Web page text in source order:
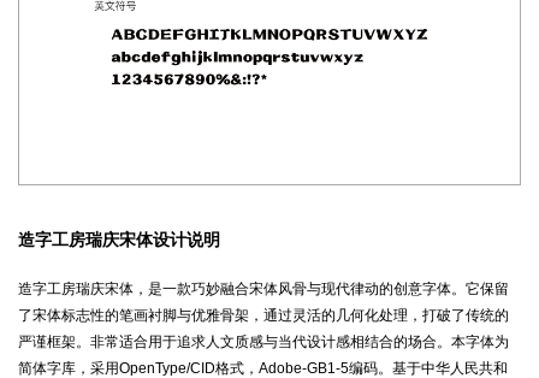
造字工房瑞庆宋体设计说明
造字工房瑞庆宋体，是一款巧妙融合宋体风骨与现代律动的创意字体。它保留
了宋体标志性的笔画衬脚与优雅骨架，通过灵活的几何化处理，打破了传统的
严谨框架。非常适合用于追求人文质感与当代设计感相结合的场合。本字体为
简体字库，采用OpenType/CID格式，Adobe-GB1-5编码。基于中华人民共和